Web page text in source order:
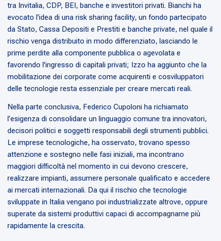
tra Invitalia, CDP, BEI, banche e investitori privati. Bianchi ha
evocato l'idea di una risk sharing facility, un fondo partecipato
da Stato, Cassa Depositi e Prestiti e banche private, nel quale il
rischio venga distribuito in modo differenziato, lasciando le
prime perdite alla componente pubblica o agevolata e
favorendo l'ingresso di capitali privati; Izzo ha aggiunto che la
mobilitazione dei corporate come acquirenti e cosviluppatori
delle tecnologie resta essenziale per creare mercati reali.
Nella parte conclusiva, Federico Cupoloni ha richiamato
l’esigenza di consolidare un linguaggio comune tra innovatori,
decisori politici e soggetti responsabili degli strumenti pubblici.
Le imprese tecnologiche, ha osservato, trovano spesso
attenzione e sostegno nelle fasi iniziali, ma incontrano
maggiori difficoltà nel momento in cui devono crescere,
realizzare impianti, assumere personale qualificato e accedere
ai mercati internazionali. Da qui il rischio che tecnologie
sviluppate in Italia vengano poi industrializzate altrove, oppure
superate da sistemi produttivi capaci di accompagnarne più
rapidamente la crescita.